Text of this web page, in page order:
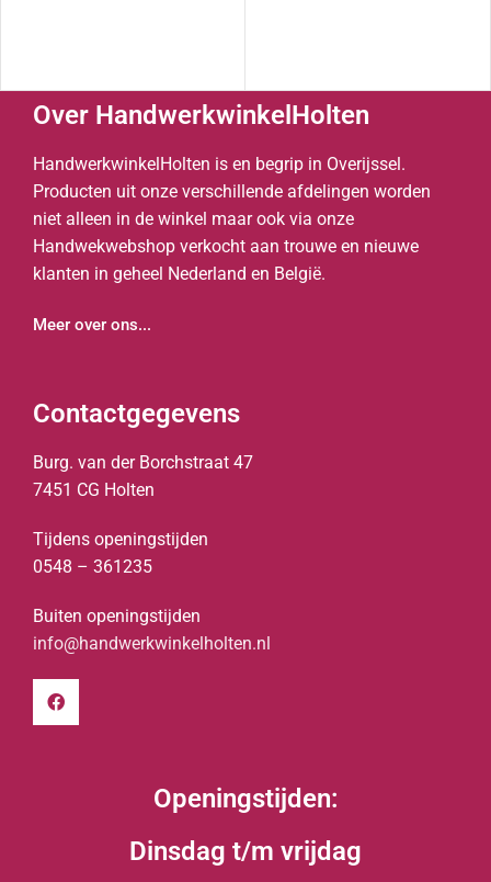
Over HandwerkwinkelHolten
HandwerkwinkelHolten is en begrip in Overijssel.
Producten uit onze verschillende afdelingen worden
niet alleen in de winkel maar ook via onze
Handwekwebshop verkocht aan trouwe en nieuwe
klanten in geheel Nederland en België.
Meer over ons...
Contactgegevens
Burg. van der Borchstraat 47
7451 CG Holten
Tijdens openingstijden
0548 – 361235
Buiten openingstijden
info@handwerkwinkelholten.nl
Openingstijden:
Dinsdag t/m vrijdag